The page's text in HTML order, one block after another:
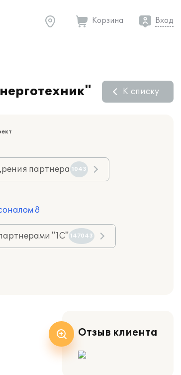
Корзина Вход
К списку
партнера 1043
8
"1С" 147043
Отзыв клиента